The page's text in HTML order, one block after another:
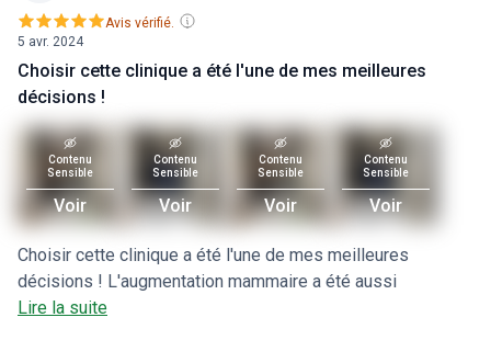
5 avr. 2024
Avis vérifié.
Choisir cette clinique a été l'une de mes meilleures
décisions !
Contenu
Sensible
Voir
Contenu
Sensible
Voir
Contenu
Sensible
Voir
Contenu
Sensible
Voir
Choisir cette clinique a été l'une de mes meilleures
décisions ! L'augmentation mammaire a été aussi
confortable que possible. Un médecin professionnel avec
Lire la suite